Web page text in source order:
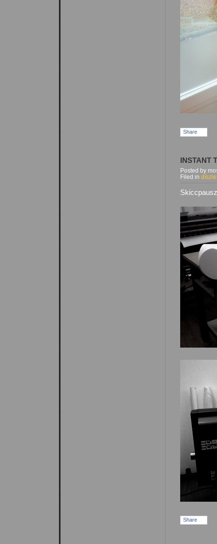
Share
INSTANT
Posted by
Filed in
Share